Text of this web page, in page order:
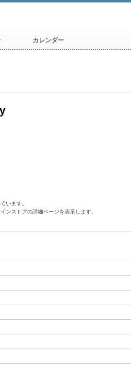
カレンダー
います。
ンストアの詳細ページを表示します。